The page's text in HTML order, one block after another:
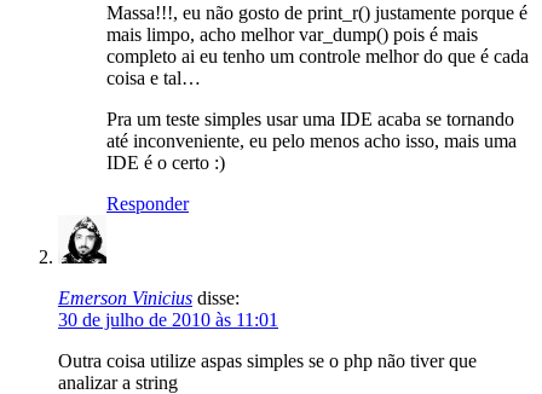
Massa!!!, eu não gosto de print_r() justamente porque é
mais limpo, acho melhor var_dump() pois é mais
completo ai eu tenho um controle melhor do que é cada
coisa e tal…
Pra um teste simples usar uma IDE acaba se tornando
até inconveniente, eu pelo menos acho isso, mais uma
IDE é o certo :)
Responder
Emerson Vinicius disse:
30 de julho de 2010 às 11:01
Outra coisa utilize aspas simples se o php não tiver que
analizar a string